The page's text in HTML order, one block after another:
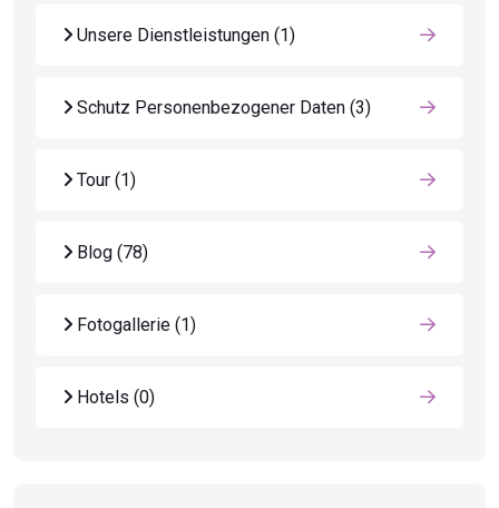
Unsere Dienstleistungen (1)
Schutz Personenbezogener Daten (3)
Tour (1)
Blog (78)
Fotogallerie (1)
Hotels (0)